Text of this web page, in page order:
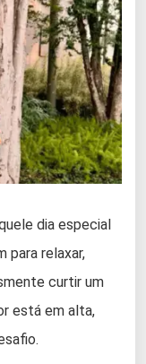
dia especial
para relaxar,
curtir um
está em alta,